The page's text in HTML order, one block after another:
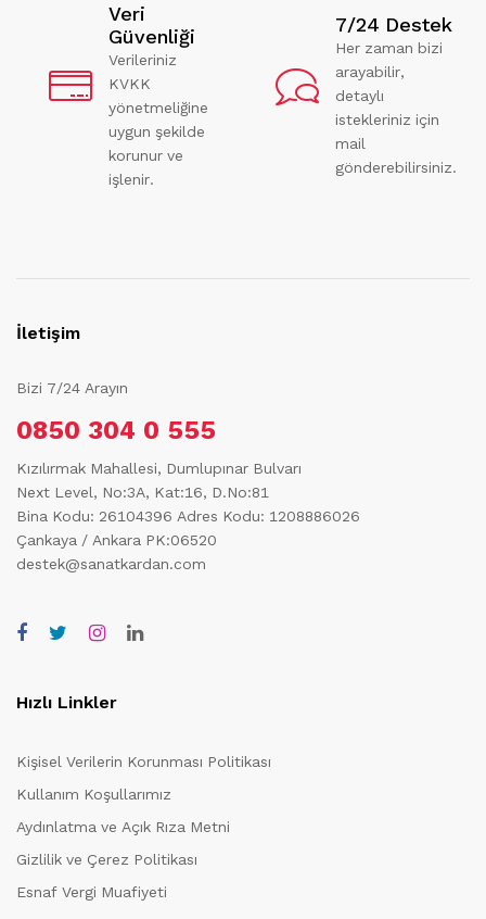
Veri
Güvenliği
Verileriniz
KVKK
yönetmeliğine
uygun şekilde
korunur ve
işlenir.
7/24 Destek
Her zaman bizi
arayabilir,
detaylı
istekleriniz için
mail
gönderebilirsiniz.
İletişim
Bizi 7/24 Arayın
0850 304 0 555
Kızılırmak Mahallesi, Dumlupınar Bulvarı
Next Level, No:3A, Kat:16, D.No:81
Bina Kodu: 26104396 Adres Kodu: 1208886026
Çankaya / Ankara PK:06520
destek@sanatkardan.com
Hızlı Linkler
Kişisel Verilerin Korunması Politikası
Kullanım Koşullarımız
Aydınlatma ve Açık Rıza Metni
Gizlilik ve Çerez Politikası
Esnaf Vergi Muafiyeti